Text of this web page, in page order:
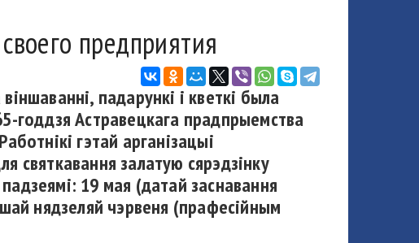
предприятия
падарункі і кветкі была
годдзя Астравецкага прадпрыемства
гэтай арганізацыі
святкавання залатую сярэдзінку
19 мая (датай заснавання
нядзеляй чэрвеня (прафесійным